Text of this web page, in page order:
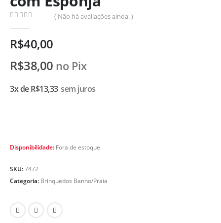
( Não há avaliações ainda. )
R$40,00
R$38,00 no Pix
3x deR$13,33 sem juros
Disponibilidade: Fora de estoque
SKU:7472
Categoria: Brinquedos Banho/Praia